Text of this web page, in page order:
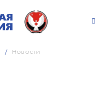
Новости